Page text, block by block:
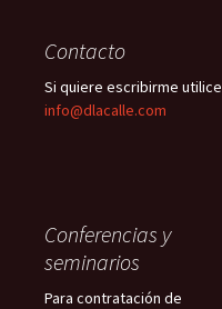
Contacto
Si quiere escribirme utilice
info@dlacalle.com
Conferencias y
seminarios
Para contratación de